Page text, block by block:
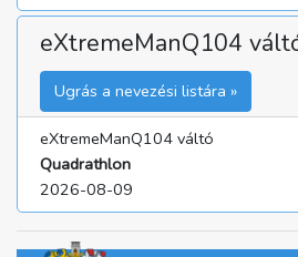
eXtremeManQ104
Ugrás a nevezési listára »
eXtremeManQ104 váltó
Quadrathlon
2026-08-09